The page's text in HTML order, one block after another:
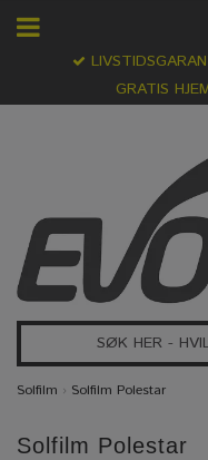
GRATIS
Solfilm › Solfilm Polestar
Solfilm Polestar